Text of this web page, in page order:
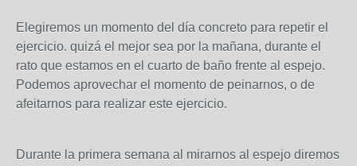
Elegiremos un momento del día concreto para repetir el
ejercicio. quizá el mejor sea por la mañana, durante el
rato que estamos en el cuarto de baño frente al espejo.
Podemos aprovechar el momento de peinarnos, o de
afeitarnos para realizar este ejercicio.
Durante la primera semana al mirarnos al espejo diremos